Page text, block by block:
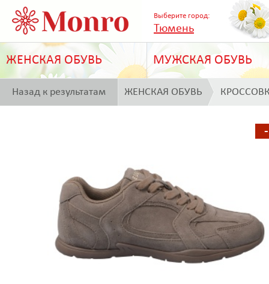
Выберите город:
Тюмень
ЖЕНСКАЯ ОБУВЬ МУЖСКАЯ ОБУВЬ
Назад к результатам ЖЕНСКАЯ ОБУВЬ